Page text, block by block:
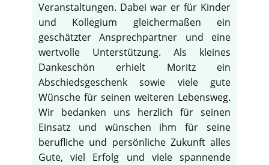
Veranstaltungen. Dabei war er für Kinder
und Kollegium gleichermaßen ein
geschätzter Ansprechpartner und eine
wertvolle Unterstützung. Als kleines
Dankeschön erhielt Moritz ein
Abschiedsgeschenk sowie viele gute
Wünsche für seinen weiteren Lebensweg.
Wir bedanken uns herzlich für seinen
Einsatz und wünschen ihm für seine
berufliche und persönliche Zukunft alles
Gute, viel Erfolg und viele spannende